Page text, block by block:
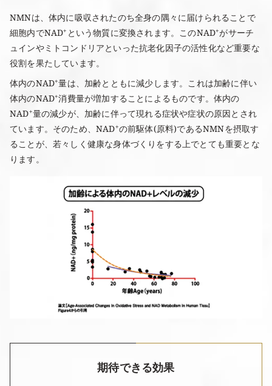
NMNは、体内に吸収されたのち全身の隅々に届けられることで
細胞内でNAD⁺という物質に変換されます。このNAD⁺がサーチ
ュインやミトコンドリアといった抗老化因子の活性化など重要な
役割を果たしています。
体内のNAD⁺量は、加齢とともに減少します。これは加齢に伴い
体内のNAD⁺消費量が増加することによるものです。体内の
NAD⁺量の減少が、加齢に伴って現れる症状や症状の原因とされ
ています。そのため、NAD⁺の前駆体(原料)であるNMNを摂取す
ることが、若々しく健康な身体づくりをする上でとても重要とな
ります。
期待できる効果